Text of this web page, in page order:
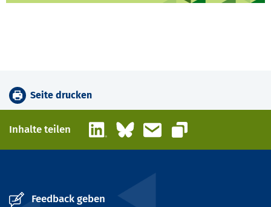
Seite drucken
Inhalte teilen LinkedInBlueskyE-Mail
Link kopieren
Feedback geben